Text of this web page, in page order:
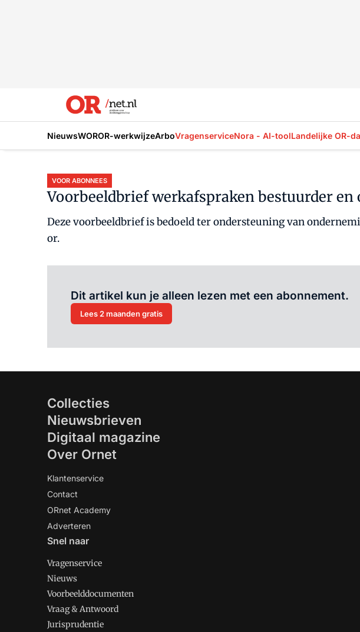
NieuwsWOROR-werkwijzeArboVragenserviceNora - AI-toolLandelijke OR-
VOOR ABONNEES
Voorbeeldbrief werkafspraken bestuurder en
Deze voorbeeldbrief is bedoeld ter ondersteuning van
or.
Dit artikel kun je alleen lezen met een abonnement.
Lees 2 maanden gratis
Collecties
Nieuwsbrieven
Digitaal magazine
Over Ornet
Klantenservice
Contact
ORnet Academy
Adverteren
Snel naar
Vragenservice
Nieuws
Voorbeelddocumenten
Vraag & Antwoord
Jurisprudentie